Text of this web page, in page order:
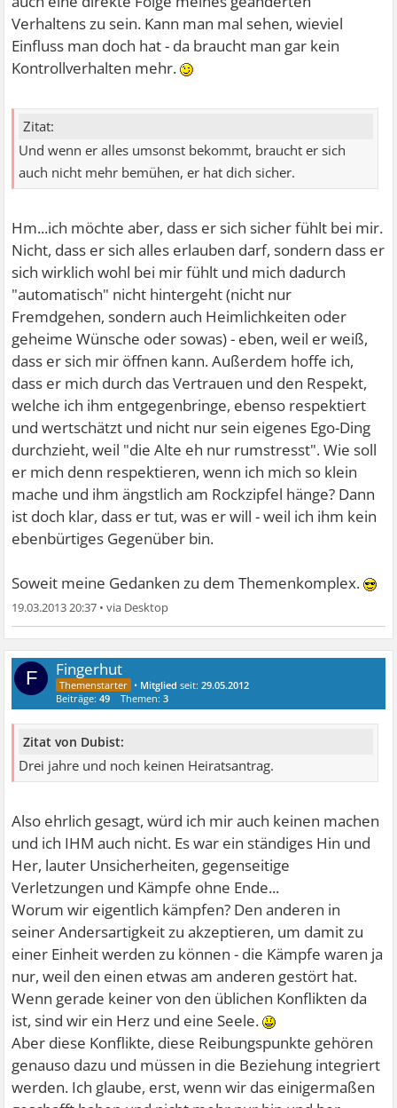
Verhaltens zu sein. Kann man mal sehen, wieviel
Einfluss man doch hat - da braucht man gar kein
Kontrollverhalten mehr.
Zitat:
Und wenn er alles umsonst bekommt, braucht er sich
auch nicht mehr bemühen, er hat dich sicher.
Hm...ich möchte aber, dass er sich sicher fühlt bei mir.
Nicht, dass er sich alles erlauben darf, sondern dass er
sich wirklich wohl bei mir fühlt und mich dadurch
"automatisch" nicht hintergeht (nicht nur
Fremdgehen, sondern auch Heimlichkeiten oder
geheime Wünsche oder sowas) - eben, weil er weiß,
dass er sich mir öffnen kann. Außerdem hoffe ich,
dass er mich durch das Vertrauen und den Respekt,
welche ich ihm entgegenbringe, ebenso respektiert
und wertschätzt und nicht nur sein eigenes Ego-Ding
durchzieht, weil "die Alte eh nur rumstresst". Wie soll
er mich denn respektieren, wenn ich mich so klein
mache und ihm ängstlich am Rockzipfel hänge? Dann
ist doch klar, dass er tut, was er will - weil ich ihm kein
ebenbürtiges Gegenüber bin.
Soweit meine Gedanken zu dem Themenkomplex.
19.03.2013 20:37 •
F Fingerhut
• Mitglied seit:29.05.2012
Beiträge:49 Themen:3
Zitat von Dubist:
Drei jahre und noch keinen Heiratsantrag.
Also ehrlich gesagt, würd ich mir auch keinen machen
und ich IHM auch nicht. Es war ein ständiges Hin und
Her, lauter Unsicherheiten, gegenseitige
Verletzungen und Kämpfe ohne Ende...
Worum wir eigentlich kämpfen? Den anderen in
seiner Andersartigkeit zu akzeptieren, um damit zu
einer Einheit werden zu können - die Kämpfe waren ja
nur, weil den einen etwas am anderen gestört hat.
Wenn gerade keiner von den üblichen Konflikten da
ist, sind wir ein Herz und eine Seele.
Aber diese Konflikte, diese Reibungspunkte gehören
genauso dazu und müssen in die Beziehung integriert
werden. Ich glaube, erst, wenn wir das einigermaßen